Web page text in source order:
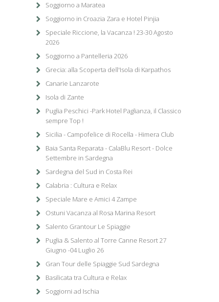
Soggiorno a Maratea
Soggiorno in Croazia Zara e Hotel Pinjia
Speciale Riccione, la Vacanza ! 23-30 Agosto
2026
Soggiorno a Pantelleria 2026
Grecia: alla Scoperta dell'Isola di Karpathos
Canarie Lanzarote
Isola di Zante
Puglia Peschici -Park Hotel Paglianza, il Classico
sempre Top !
Sicilia - Campofelice di Rocella - Himera Club
Baia Santa Reparata - CalaBlu Resort - Dolce
Settembre in Sardegna
Sardegna del Sud in Costa Rei
Calabria : Cultura e Relax
Speciale Mare e Amici 4 Zampe
Ostuni Vacanza al Rosa Marina Resort
Salento Grantour Le Spiaggie
Puglia & Salento al Torre Canne Resort 27
Giugno -04 Luglio 26
Gran Tour delle Spiaggie Sud Sardegna
Basilicata tra Cultura e Relax
Soggiorni ad Ischia